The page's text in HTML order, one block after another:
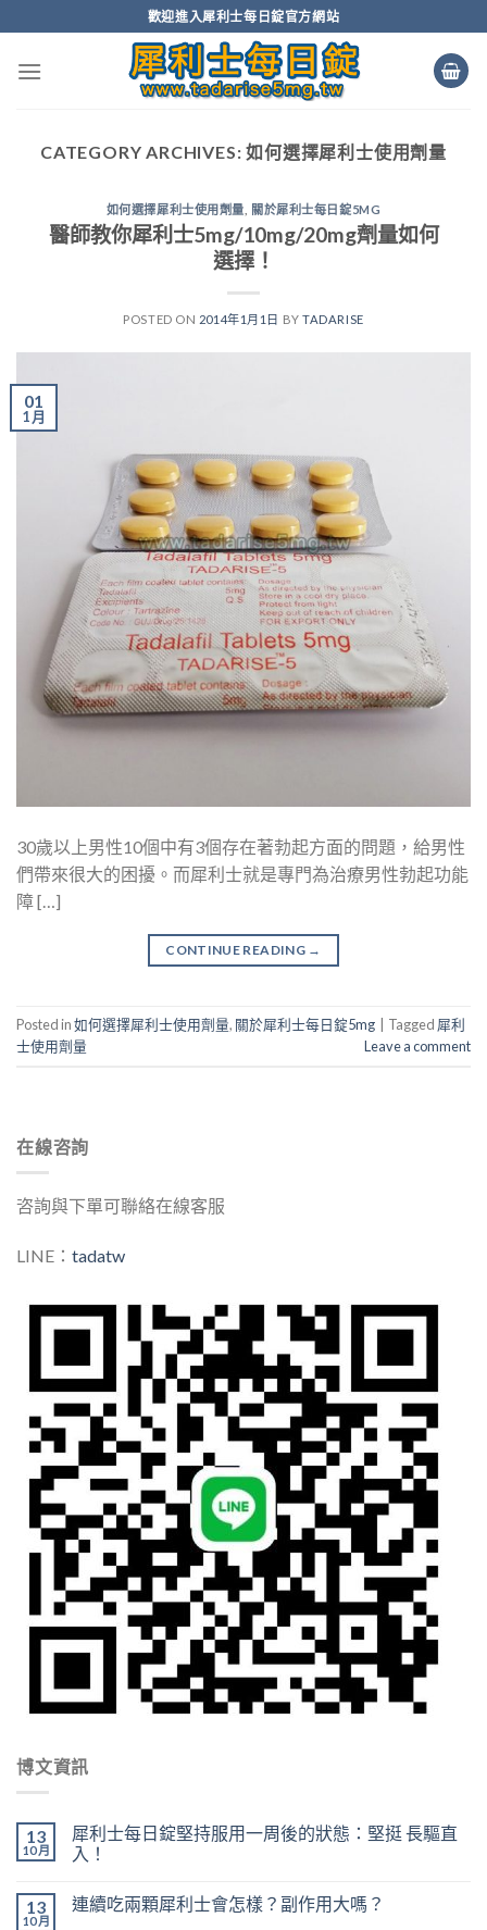
to
content
歡迎進入犀利士每日錠官方網站
CATEGORY ARCHIVES:如何選擇犀利士使用劑量
如何選擇犀利士使用劑量 關於犀利士每日錠5MG
醫師教你犀利士5mg/10mg/20mg劑量如何
選擇！
POSTED ON 2014年1月1日 BYTADARISE
01
1 月
30歲以上男性10個中有3個存在著勃起方面的問題，給男性
們帶來很大的困擾。而犀利士就是專門為治療男性勃起功能
障 […]
CONTINUE READING →
Posted in如何選擇犀利士使用劑量, 關於犀利士每日錠5mg Tagged 犀利
士使用劑量
Leave a comment
在線咨詢
咨詢與下單可聯絡在線客服
LINE： tadatw
博文資訊
13
10 月
犀利士每日錠堅持服用一周後的狀態：堅挺 長驅直
入！
13
10 月
連續吃兩顆犀利士會怎樣？副作用大嗎？